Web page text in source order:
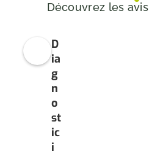
Découvrez les
D
ia
g
n
o
st
ic
i